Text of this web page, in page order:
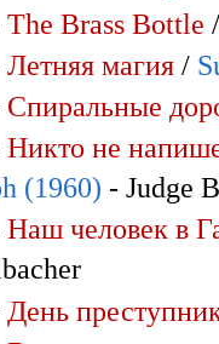
The Brass Bottle
Летняя магия /
Спиральные
Никто не
(1960) - Judge
Наш человек в
День